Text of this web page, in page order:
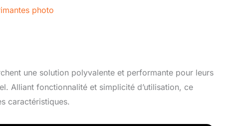
photo
une solution polyvalente et performante pour leurs
Alliant fonctionnalité et simplicité d’utilisation, ce
caractéristiques.